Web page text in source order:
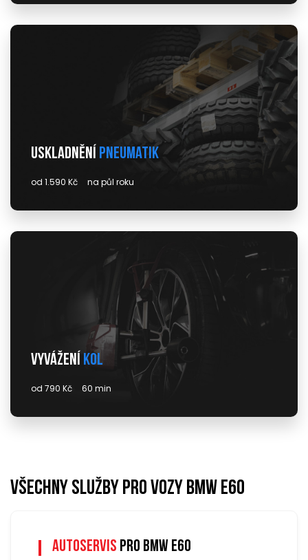
Uskladnění pneumatik
od 1.590 Kč na půl roku
Vyvážení kol
od 790 Kč 60 min
Všechny služby pro vozy bmw e60
Autoservis pro bmw e60